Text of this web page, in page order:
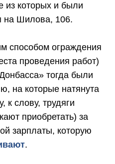
из которых и были
на Шилова, 106.
способом ограждения
проведения работ)
тогда были
на которые натянута
к слову, трудяги
приобретать) за
зарплаты, которую
.